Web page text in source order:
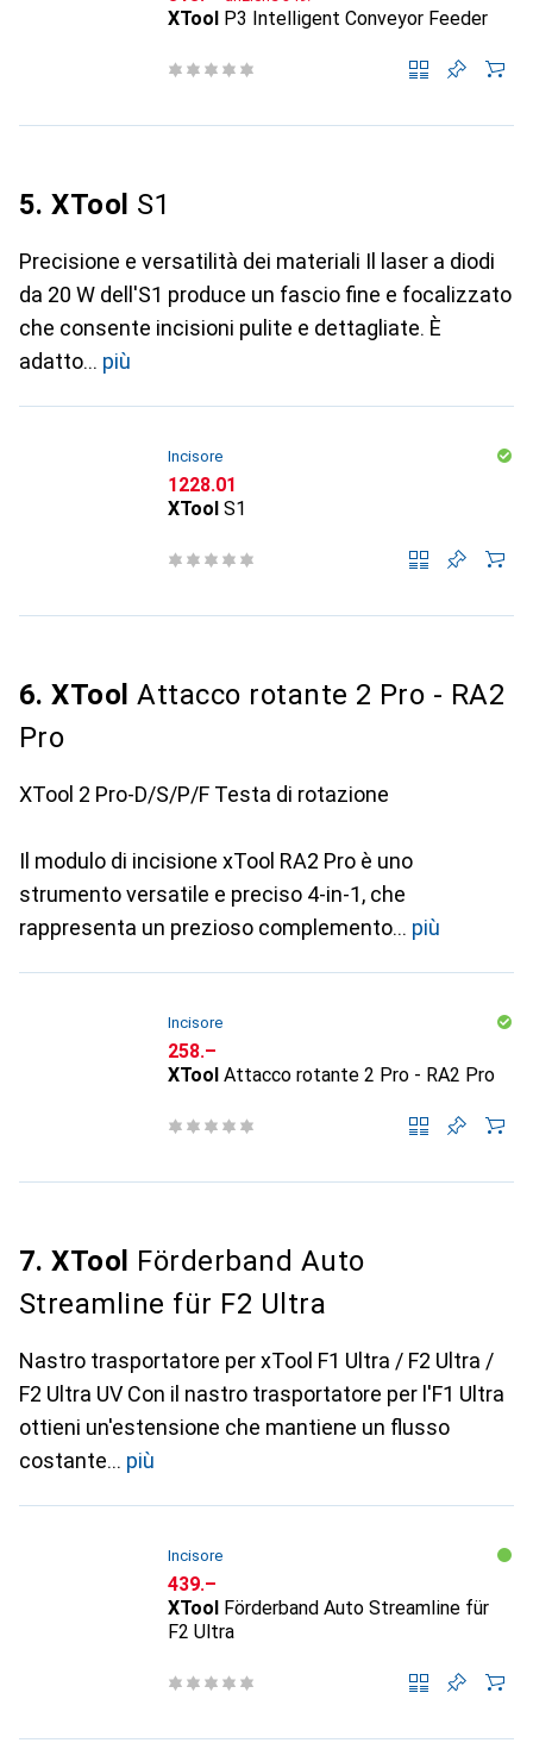
XTool P3 Intelligent Conveyor Feeder
5. XTool S1
Precisione e versatilità dei materiali Il laser a diodi
da 20 W dell'S1 produce un fascio fine e focalizzato
che consente incisioni pulite e dettagliate. È
adatto
più
Incisore
CHF
1228.01
XTool S1
6. XTool Attacco rotante 2 Pro - RA2
Pro
XTool 2 Pro-D/S/P/F Testa di rotazione
Il modulo di incisione xTool RA2 Pro è uno
strumento versatile e preciso 4-in-1, che
rappresenta un prezioso complemento
più
Incisore
CHF
258.–
XTool Attacco rotante 2 Pro - RA2 Pro
7. XTool Förderband Auto
Streamline für F2 Ultra
Nastro trasportatore per xTool F1 Ultra / F2 Ultra /
F2 Ultra UV Con il nastro trasportatore per l'F1 Ultra
ottieni un'estensione che mantiene un flusso
costante
più
Incisore
CHF
439.–
XTool Förderband Auto Streamline für
F2 Ultra